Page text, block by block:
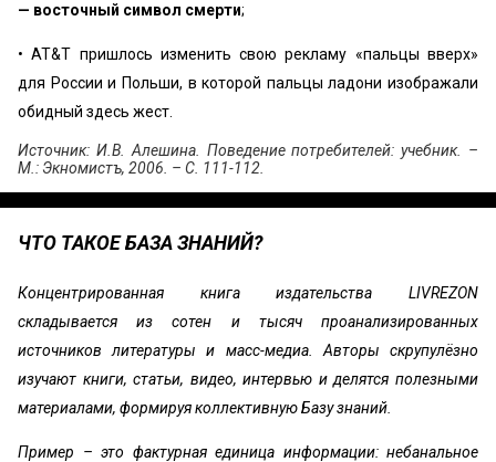
— восточный символ смерти;
• AT&T пришлось изменить свою рекламу «пальцы вверх»
для России и Польши, в которой пальцы ладони изображали
обидный здесь жест.
Источник: И.В. Алешина. Поведение потребителей: учебник. –
М.: Экномистъ, 2006. – С. 111-112.
ЧТО ТАКОЕ БАЗА ЗНАНИЙ?
Концентрированная книга издательства LIVREZON
складывается из сотен и тысяч проанализированных
источников литературы и масс-медиа. Авторы скрупулёзно
изучают книги, статьи, видео, интервью и делятся полезными
материалами, формируя коллективную Базу знаний.
Пример – это фактурная единица информации: небанальное